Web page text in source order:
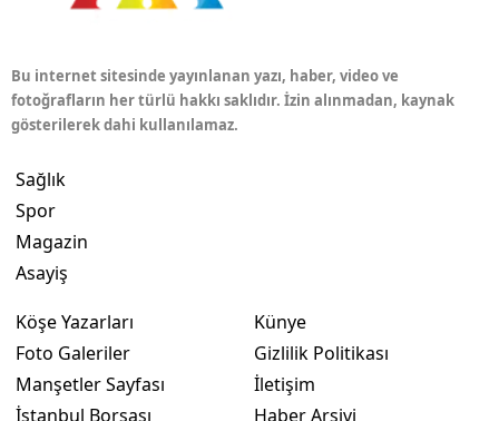
Bu internet sitesinde yayınlanan yazı, haber, video ve
fotoğrafların her türlü hakkı saklıdır. İzin alınmadan, kaynak
gösterilerek dahi kullanılamaz.
Sağlık
Spor
Magazin
Asayiş
Köşe Yazarları
Foto Galeriler
Manşetler Sayfası
İstanbul Borsası
Künye
Gizlilik Politikası
İletişim
Haber Arşivi